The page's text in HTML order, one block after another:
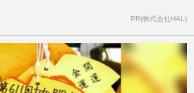
PR(株式会社HAL)